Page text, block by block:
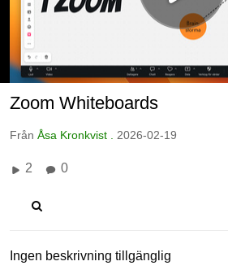
Zoom Whiteboards
Från Åsa Kronkvist . 2026-02-19
2 0
Ingen beskrivning tillgänglig